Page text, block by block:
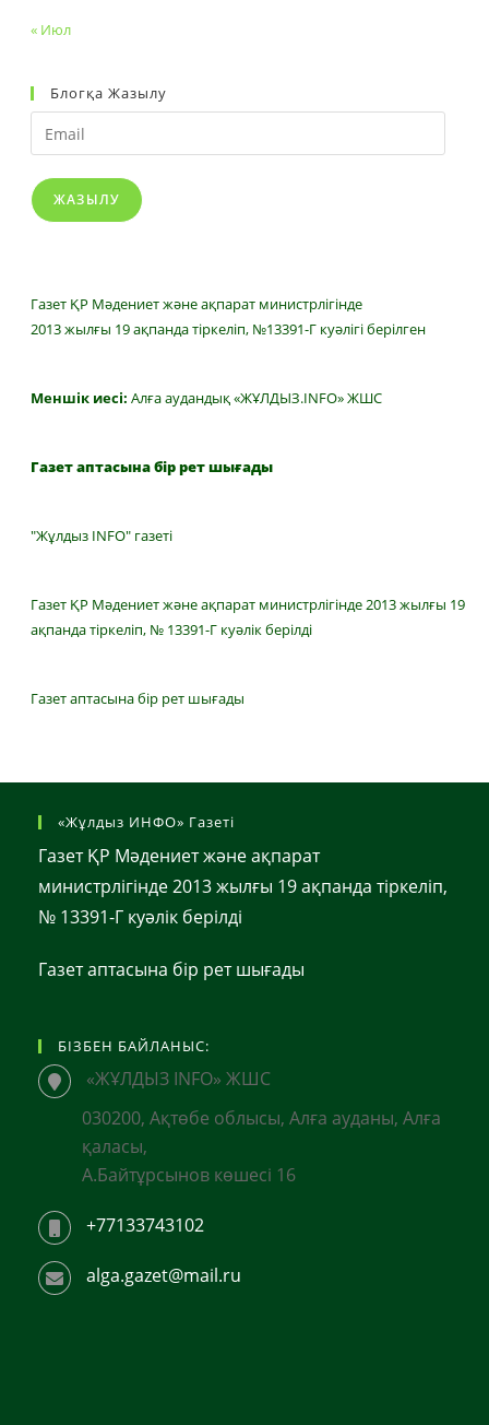
« Июл
Блогқа Жазылу
Email
ЖАЗЫЛУ
Газет ҚР Мәдениет және ақпарат министрлігінде
2013 жылғы 19 ақпанда тіркеліп, №13391-Г куәлігі берілген
Меншік иесі: Алға аудандық «ЖҰЛДЫЗ.INFO» ЖШС
Газет аптасына бір рет шығады
"Жұлдыз INFO" газеті
Газет ҚР Мәдениет және ақпарат министрлігінде 2013 жылғы 19
ақпанда тіркеліп, № 13391-Г куәлік берілді
Газет аптасына бір рет шығады
«Жұлдыз ИНФО» Газеті
Газет ҚР Мәдениет және ақпарат
министрлігінде 2013 жылғы 19 ақпанда тіркеліп,
№ 13391-Г куәлік берілді
Газет аптасына бір рет шығады
БІЗБЕН БАЙЛАНЫС:
«ЖҰЛДЫЗ INFO» ЖШС
030200, Ақтөбе облысы, Алға ауданы, Алға
қаласы,
А.Байтұрсынов көшесі 16
+77133743102
alga.gazet@mail.ru